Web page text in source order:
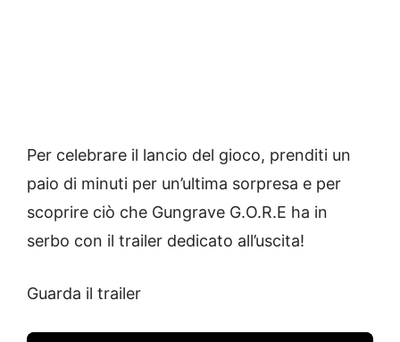
Per celebrare il lancio del gioco, prenditi un
paio di minuti per un’ultima sorpresa e per
scoprire ciò che Gungrave G.O.R.E ha in
serbo con il trailer dedicato all’uscita!
Guarda il trailer